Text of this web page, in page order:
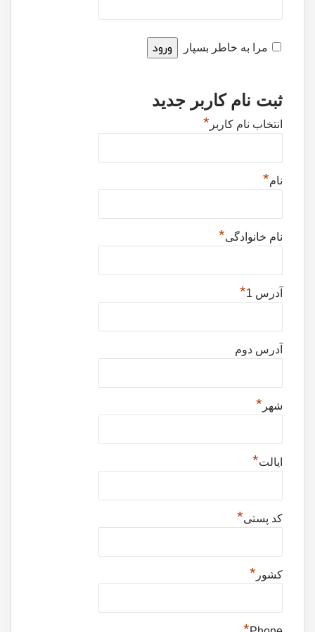
مرا به خاطر بسپار
ثبت نام کاربر جدید
انتخاب نام کاربر *
نام*
نام خانوادگی*
آدرس 1 *
آدرس دوم
شهر *
ایالت*
کد پستی*
کشور *